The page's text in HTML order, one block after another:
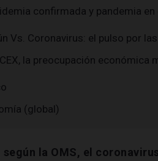
confirmada y pandemia en
Vs. Coronavirus: el pulso por
la preocupación económica
(global)
la OMS, el